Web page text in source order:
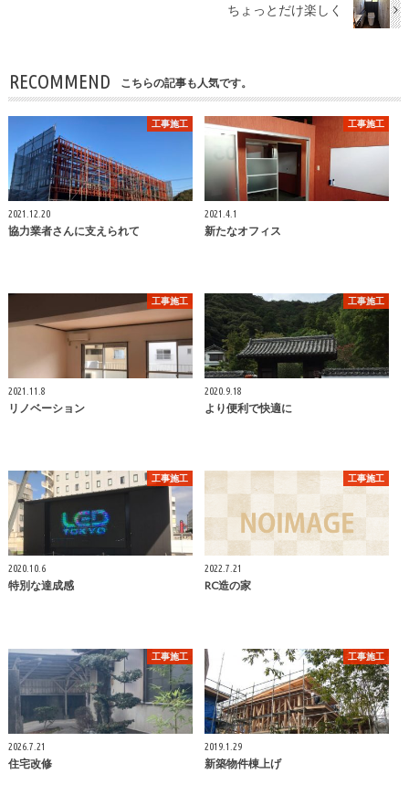
ちょっとだけ楽しく
RECOMMEND こちらの記事も人気です。
工事施工
2021.12.20
協力業者さんに支えられて
工事施工
2021.4.1
新たなオフィス
工事施工
2021.11.8
リノベーション
工事施工
2020.9.18
より便利で快適に
工事施工
2020.10.6
特別な達成感
工事施工
2022.7.21
RC造の家
工事施工
2026.7.21
住宅改修
工事施工
2019.1.29
新築物件棟上げ